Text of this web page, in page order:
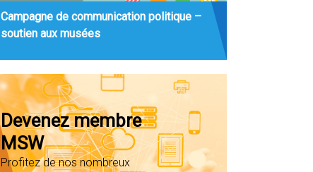
Campagne de communication politique –
soutien aux musées
Devenez membre
MSW
Profitez de nos nombreux